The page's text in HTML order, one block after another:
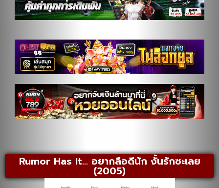
Rumor Has It… อยากลือดีนัก งั้นรักซะเลย
(2005)